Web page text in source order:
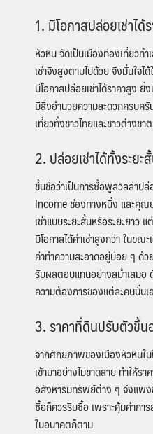
1. มีโอกาสปล่อยเช่าได้
หัวหิน จัดเป็นเมืองท่องเที่ยวท
เช่าจึงสูงตามไปด้วย จึงมั่นใจ
มีโอกาสปล่อยเช่าได้ราคาสูง
มีสิ่งอำนวยความสะดวกครบค
เที่ยวทั้งชาวไทยและชาวต่างช
2. ปล่อยเช่าได้ทั้งระยะ
ขึ้นชื่อว่าเป็นการซื้อพูลวิลล่าปล่
Income ช่องทางหนึ่ง และคุ
เช่าแบบระยะสั้นหรือระยะยาว
มีโอกาสได้ค่าเช่าสูงกว่า ในข
ค่าทำความสะอาดอยู่บ่อย ๆ ด้ว
รับผลตอบแทนอย่างสม่ำเสมอ
ความต้องการของแต่ละคนนั่นเ
3. ราคาที่ดินปรับตัวขึ้น
จากศักยภาพของเมืองหัวหินใ
เข้ามาอย่างไม่ขาดสาย ทำให้
อสังหาริมทรัพย์ต่าง ๆ จึงแพง
ซื้อก็ควรรีบซื้อ เพราะคุ้มค่าก
ในอนาคตก็ตาม